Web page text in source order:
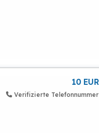
10 EUR
Verifizierte Telefonnummer